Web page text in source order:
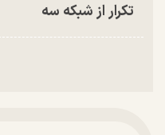
تکرار از شبکه سه